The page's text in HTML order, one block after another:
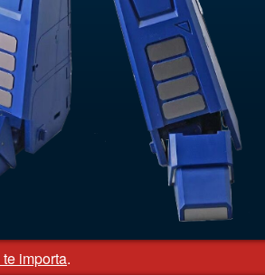
DC Business Centre, 10 Charles
importa.